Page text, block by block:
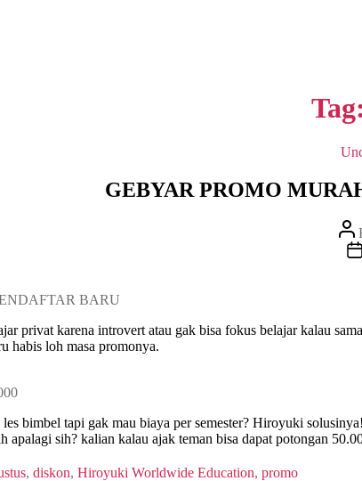
Tag:
GEBYAR PROMO
BARU
privat karena introvert atau gak bisa fokus belajar kalau
habis loh masa promonya.
bimbel tapi gak mau biaya per semester? Hiroyuki
apalagi sih? kalian kalau ajak teman bisa dapat potongan
, diskon, Hiroyuki Worldwide Education, promo